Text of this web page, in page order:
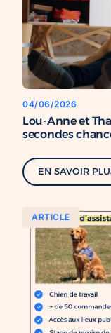
04/06/2026
Lou-Anne et
secondes
EN SAVOIR
ARTICLE